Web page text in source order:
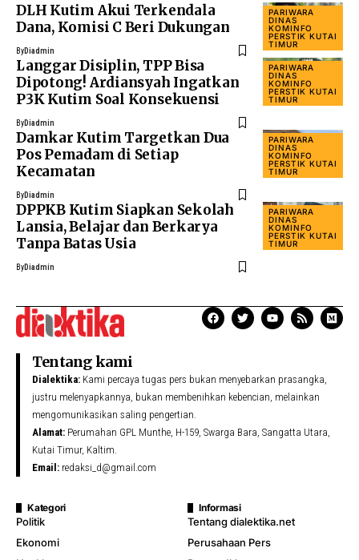
PARIWARA
DINAS
KOMINFO
PERSTIK KUTAI
TIMUR
DLH Kutim Akui Terkendala
Dana, Komisi C Beri Dukungan
ByDiadmin
PARIWARA
DINAS
KOMINFO
PERSTIK KUTAI
TIMUR
Langgar Disiplin, TPP Bisa
Dipotong! Ardiansyah Ingatkan
P3K Kutim Soal Konsekuensi
ByDiadmin
PARIWARA
DINAS
KOMINFO
PERSTIK KUTAI
TIMUR
Damkar Kutim Targetkan Dua
Pos Pemadam di Setiap
Kecamatan
ByDiadmin
PARIWARA
DINAS
KOMINFO
PERSTIK KUTAI
TIMUR
DPPKB Kutim Siapkan Sekolah
Lansia, Belajar dan Berkarya
Tanpa Batas Usia
ByDiadmin
Tentang kami
Dialektika: Kami percaya tugas pers bukan menyebarkan prasangka,
justru melenyapkannya, bukan membenihkan kebencian, melainkan
mengomunikasikan saling pengertian.
Alamat: Perumahan GPL Munthe, H-159, Swarga Bara, Sangatta Utara,
Kutai Timur, Kaltim.
Email: redaksi_d@gmail.com
Kategori
Politik
Ekonomi
Informasi
Tentang dialektika.net
Perusahaan Pers